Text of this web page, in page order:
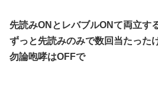
先読みONとレバブルONて両立す
ずっと先読みのみで数回当たった
勿論咆哮はOFFで